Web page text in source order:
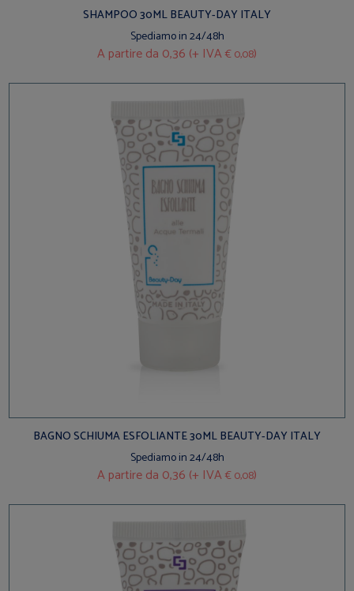
SHAMPOO 30ML BEAUTY-DAY ITALY
Spediamo in 24/48h
A partire da 0,36 (+ IVA€ 0,08)
BAGNO SCHIUMA ESFOLIANTE 30ML BEAUTY-DAY ITALY
Spediamo in 24/48h
A partire da 0,36 (+ IVA€ 0,08)